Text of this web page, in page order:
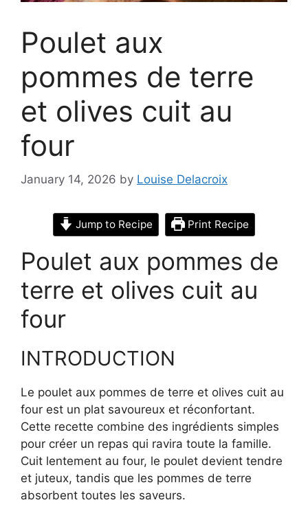
Poulet aux
pommes de terre
et olives cuit au
four
January 14, 2026 by Louise Delacroix
Jump to Recipe Print Recipe
Poulet aux pommes de
terre et olives cuit au
four
INTRODUCTION
Le poulet aux pommes de terre et olives cuit au
four est un plat savoureux et réconfortant.
Cette recette combine des ingrédients simples
pour créer un repas qui ravira toute la famille.
Cuit lentement au four, le poulet devient tendre
et juteux, tandis que les pommes de terre
absorbent toutes les saveurs.